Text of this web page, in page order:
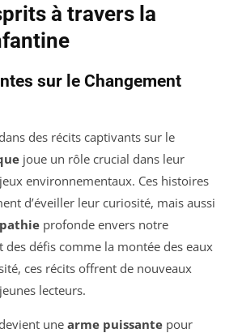
à travers la
sur le Changement
dans des récits captivants sur le
joue un rôle crucial dans leur
environnementaux. Ces histoires
d’éveiller leur curiosité, mais aussi
profonde envers notre
des défis comme la montée des eaux
ces récits offrent de nouveaux
lecteurs.
une arme puissante pour